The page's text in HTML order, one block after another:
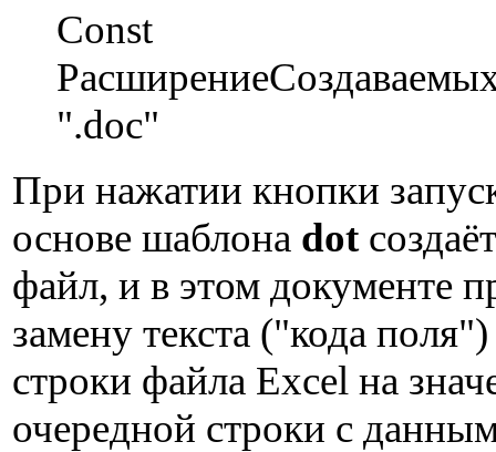
Const
".doc"
При нажатии кнопки
основе шаблона dot
файл, и в этом документе
замену текста ("кода
строки файла Excel на
очередной строки с